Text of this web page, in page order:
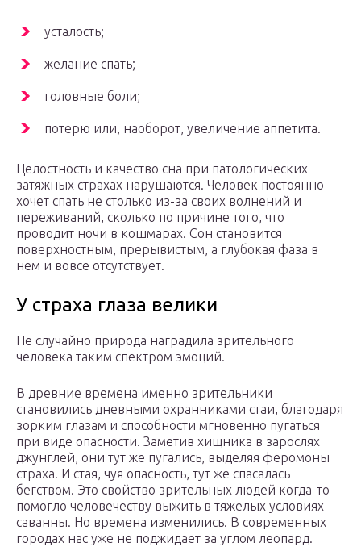
усталость;
желание спать;
головные боли;
потерю или, наоборот, увеличение аппетита.
Целостность и качество сна при патологических
затяжных страхах нарушаются. Человек постоянно
хочет спать не столько из-за своих волнений и
переживаний, сколько по причине того, что
проводит ночи в кошмарах. Сон становится
поверхностным, прерывистым, а глубокая фаза в
нем и вовсе отсутствует.
У страха глаза велики
Не случайно природа наградила зрительного
человека таким спектром эмоций.
В древние времена именно зрительники
становились дневными охранниками стаи, благодаря
зорким глазам и способности мгновенно пугаться
при виде опасности. Заметив хищника в зарослях
джунглей, они тут же пугались, выделяя феромоны
страха. И стая, чуя опасность, тут же спасалась
бегством. Это свойство зрительных людей когда-то
помогло человечеству выжить в тяжелых условиях
саванны. Но времена изменились. В современных
городах нас уже не поджидает за углом леопард.